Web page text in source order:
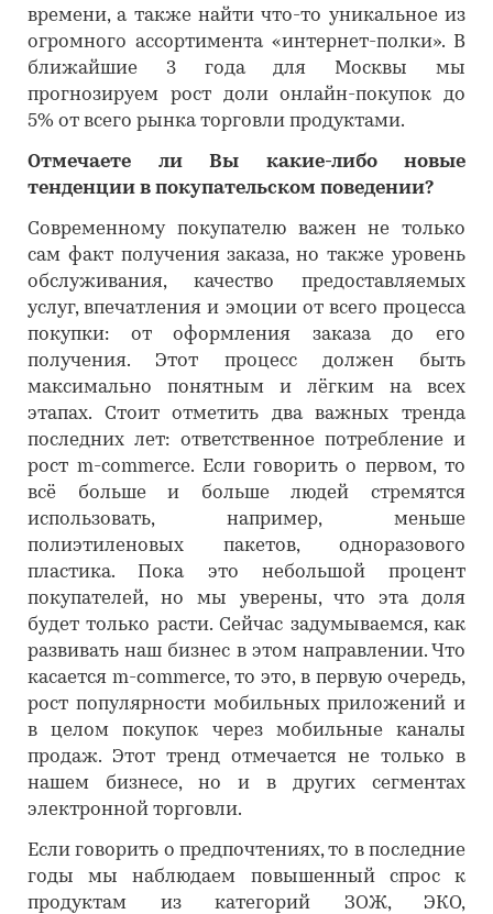
времени, а также найти что-то уникальное из
огромного ассортимента «интернет-полки». В
ближайшие 3 года для Москвы мы
прогнозируем рост доли онлайн-покупок до
5% от всего рынка торговли продуктами.
Отмечаете ли Вы какие-либо новые
тенденции в покупательском поведении?
Современному покупателю важен не только
сам факт получения заказа, но также уровень
обслуживания, качество предоставляемых
услуг, впечатления и эмоции от всего процесса
покупки: от оформления заказа до его
получения. Этот процесс должен быть
максимально понятным и лёгким на всех
этапах. Стоит отметить два важных тренда
последних лет: ответственное потребление и
рост m-commerce. Если говорить о первом, то
всё больше и больше людей стремятся
использовать, например, меньше
полиэтиленовых пакетов, одноразового
пластика. Пока это небольшой процент
покупателей, но мы уверены, что эта доля
будет только расти. Сейчас задумываемся, как
развивать наш бизнес в этом направлении. Что
касается m-commerce, то это, в первую очередь,
рост популярности мобильных приложений и
в целом покупок через мобильные каналы
продаж. Этот тренд отмечается не только в
нашем бизнесе, но и в других сегментах
электронной торговли.
Если говорить о предпочтениях, то в последние
годы мы наблюдаем повышенный спрос к
продуктам из категорий ЗОЖ, ЭКО,